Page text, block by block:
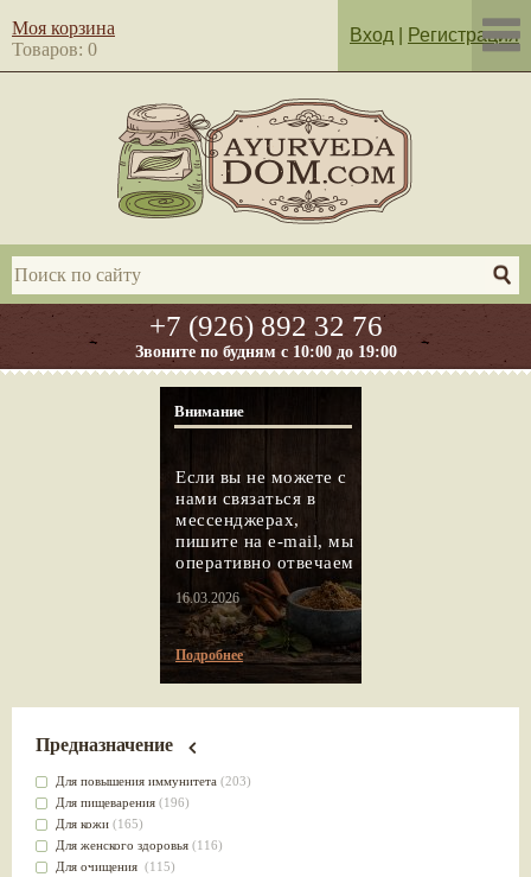
+7 (926) 892 32 76
Звоните по будням с 10:00 до 19:00
Моя корзина
Товаров: 0
Вход Регистрация
Внимание
Если вы не можете с
нами связаться в
мессенджерах,
пишите на e-mail, мы
оперативно отвечаем
16.03.2026
Подробнее
Предназначение
Для повышения иммунитета (203)
Для пищеварения (196)
Для кожи (165)
Для женского здоровья (116)
Для очищения (115)